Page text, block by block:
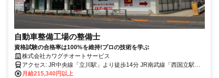
自動車整備工場の整備士
資格試験の合格率は100%を維持!プロの技術を学ぶ
株式会社カワグチオートサービス
アクセス: JR中央線「立川駅」より徒歩14分 JR南武線「西国立駅」
より徒歩12分 ・交通費支給あり(上限：月額１５，０００円） ・車通
月給215,340円以上